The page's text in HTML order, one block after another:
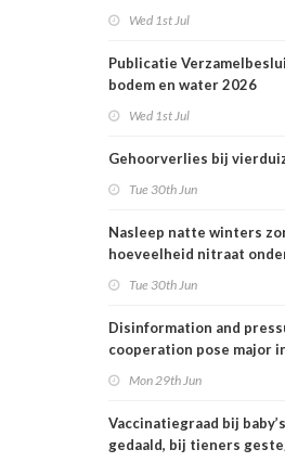
Wed 1st Jul
Publicatie
bodem en water 2026
Wed 1st Jul
Gehoorverlies bij
Tue 30th Jun
Nasleep natte winters
hoeveelheid nitraat
Tue 30th Jun
Disinformation and
cooperation pose major
Mon 29th Jun
Vaccinatiegraad bij
gedaald, bij tieners